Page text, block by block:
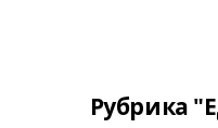
Рубрика